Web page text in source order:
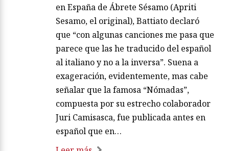
en España de Ábrete Sésamo (Apriti
Sesamo, el original), Battiato declaró
que “con algunas canciones me pasa que
parece que las he traducido del español
al italiano y no a la inversa”. Suena a
exageración, evidentemente, mas cabe
señalar que la famosa “Nómadas”,
compuesta por su estrecho colaborador
Juri Camisasca, fue publicada antes en
español que en…